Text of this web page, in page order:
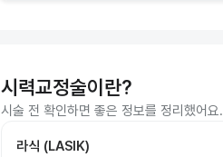
시력교정술이란?
시술 전 확인하면 좋은 정보를 정리했어요.
라식 (LASIK)